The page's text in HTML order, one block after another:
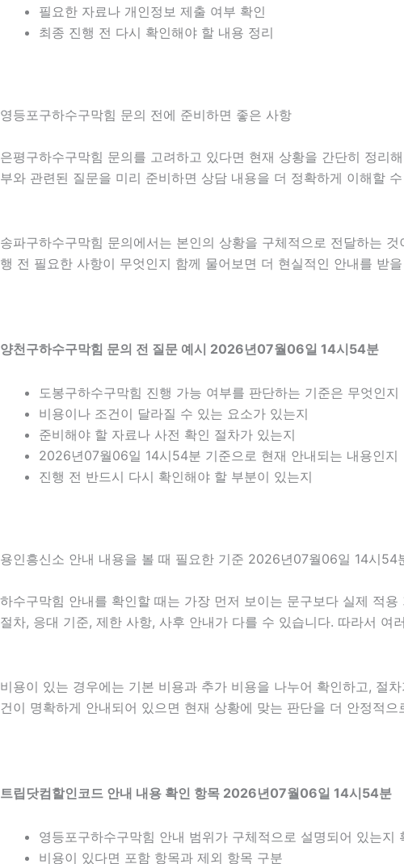
필요한 자료나 개인정보 제출 여부 확인
최종 진행 전 다시 확인해야 할 내용 정리
영등포구하수구막힘 문의 전에 준비하면 좋은 사항
은평구하수구막힘 문의를 고려하고 있다면 현재 상황을 간단히 정
부와 관련된 질문을 미리 준비하면 상담 내용을 더 정확하게 이해할
송파구하수구막힘 문의에서는 본인의 상황을 구체적으로 전달하는
행 전 필요한 사항이 무엇인지 함께 물어보면 더 현실적인 안내를 받
양천구하수구막힘 문의 전 질문 예시 2026년07월06일 14시54분
도봉구하수구막힘 진행 가능 여부를 판단하는 기준은 무엇인지
비용이나 조건이 달라질 수 있는 요소가 있는지
준비해야 할 자료나 사전 확인 절차가 있는지
2026년07월06일 14시54분 기준으로 현재 안내되는 내용인지
진행 전 반드시 다시 확인해야 할 부분이 있는지
용인흥신소 안내 내용을 볼 때 필요한 기준 2026년07월06일 14시54
하수구막힘 안내를 확인할 때는 가장 먼저 보이는 문구보다 실제 적
절차, 응대 기준, 제한 사항, 사후 안내가 다를 수 있습니다. 따라서
비용이 있는 경우에는 기본 비용과 추가 비용을 나누어 확인하고, 절
건이 명확하게 안내되어 있으면 현재 상황에 맞는 판단을 더 안정적
트립닷컴할인코드 안내 내용 확인 항목 2026년07월06일 14시54분
영등포구하수구막힘 안내 범위가 구체적으로 설명되어 있는지
비용이 있다면 포함 항목과 제외 항목 구분